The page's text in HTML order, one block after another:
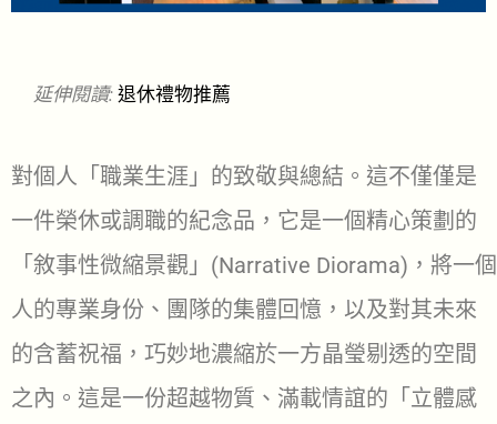
延伸閱讀: 退休禮物推薦
對個人「職業生涯」的致敬與總結。這不僅僅是
一件榮休或調職的紀念品，它是一個精心策劃的
「敘事性微縮景觀」(Narrative Diorama)，將一個
人的專業身份、團隊的集體回憶，以及對其未來
的含蓄祝福，巧妙地濃縮於一方晶瑩剔透的空間
之內。這是一份超越物質、滿載情誼的「立體感